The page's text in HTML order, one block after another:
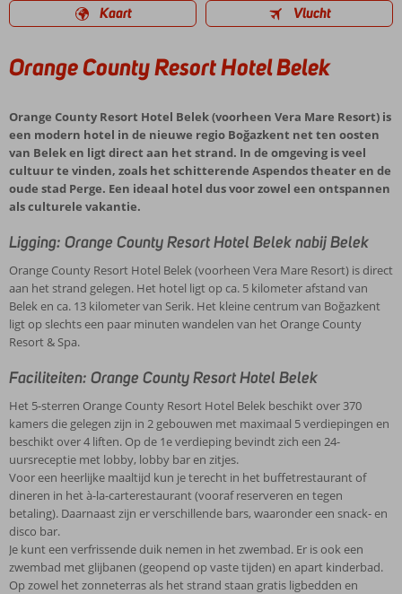
Kaart Vlucht
Orange County Resort Hotel Belek
Orange County Resort Hotel Belek (voorheen Vera Mare Resort) is
een modern hotel in de nieuwe regio Boğazkent net ten oosten
van Belek en ligt direct aan het strand. In de omgeving is veel
cultuur te vinden, zoals het schitterende Aspendos theater en de
oude stad Perge. Een ideaal hotel dus voor zowel een ontspannen
als culturele vakantie.
Ligging: Orange County Resort Hotel Belek nabij Belek
Orange County Resort Hotel Belek (voorheen Vera Mare Resort) is direct
aan het strand gelegen. Het hotel ligt op ca. 5 kilometer afstand van
Belek en ca. 13 kilometer van Serik. Het kleine centrum van Boğazkent
ligt op slechts een paar minuten wandelen van het Orange County
Resort & Spa.
Faciliteiten: Orange County Resort Hotel Belek
Het 5-sterren Orange County Resort Hotel Belek beschikt over 370
kamers die gelegen zijn in 2 gebouwen met maximaal 5 verdiepingen en
beschikt over 4 liften. Op de 1e verdieping bevindt zich een 24-
uursreceptie met lobby, lobby bar en zitjes.
Voor een heerlijke maaltijd kun je terecht in het buffetrestaurant of
dineren in het à-la-carterestaurant (vooraf reserveren en tegen
betaling). Daarnaast zijn er verschillende bars, waaronder een snack- en
disco bar.
Je kunt een verfrissende duik nemen in het zwembad. Er is ook een
zwembad met glijbanen (geopend op vaste tijden) en apart kinderbad.
Op zowel het zonneterras als het strand staan gratis ligbedden en